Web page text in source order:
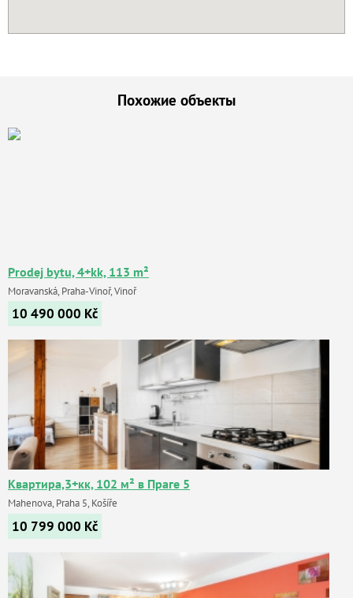
Похожие объекты
Prodej bytu, 4+kk, 113 m²
Moravanská, Praha-Vinoř, Vinoř
10 490 000 Kč
Квартира,3+кк, 102 м² в Праге 5
Mahenova, Praha 5, Košíře
10 799 000 Kč